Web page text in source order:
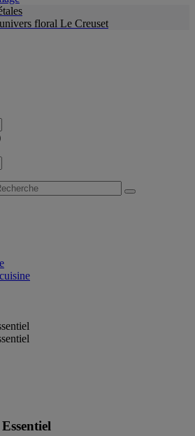
floral Le Creuset